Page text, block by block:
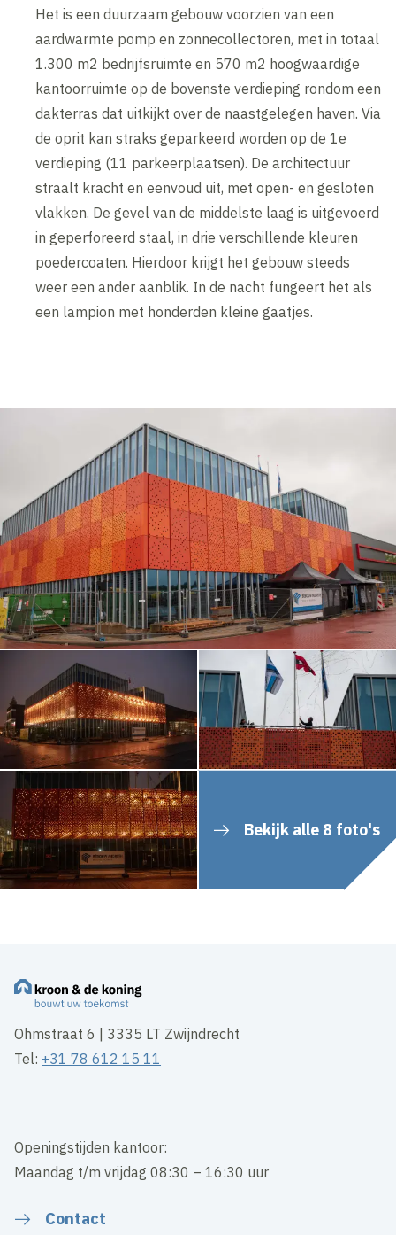
Het is een duurzaam gebouw voorzien van een
aardwarmte pomp en zonnecollectoren, met in totaal
1.300 m2 bedrijfsruimte en 570 m2 hoogwaardige
kantoorruimte op de bovenste verdieping rondom een
dakterras dat uitkijkt over de naastgelegen haven. Via
de oprit kan straks geparkeerd worden op de 1e
verdieping (11 parkeerplaatsen). De architectuur
straalt kracht en eenvoud uit, met open- en gesloten
vlakken. De gevel van de middelste laag is uitgevoerd
in geperforeerd staal, in drie verschillende kleuren
poedercoaten. Hierdoor krijgt het gebouw steeds
weer een ander aanblik. In de nacht fungeert het als
een lampion met honderden kleine gaatjes.
Bekijk alle 8 foto's
Ohmstraat 6 | 3335 LT Zwijndrecht
Tel: +31 78 612 15 11
Openingstijden kantoor:
Maandag t/m vrijdag 08:30 – 16:30 uur
Contact